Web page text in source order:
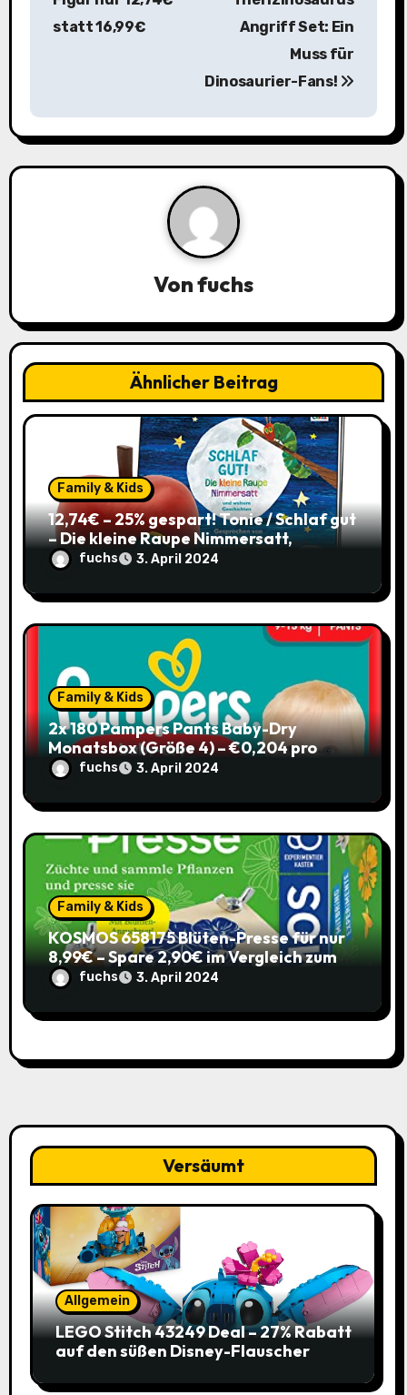
g
s
g
t
n
statt 16,99€
Angriff Set: Ein
Muss für
Dinosaurier-Fans!
Vonfuchs
Ähnlicher Beitrag
Family & Kids
12,74€ – 25% gespart! Tonie / Schlaf gut
– Die kleine Raupe Nimmersatt,
Hörbuch für Kinder ab 3 / mit Coupon
fuchs 3. April 2024
Family & Kids
2x 180 Pampers Pants Baby-Dry
Monatsbox (Größe 4) – €0,204 pro
Pants (Sparabo) – Spare €38,39
fuchs 3. April 2024
Family & Kids
KOSMOS 658175 Blüten-Presse für nur
8,99€ – Spare 2,90€ im Vergleich zum
alten Preis!
fuchs 3. April 2024
Versäumt
Allgemein
LEGO Stitch 43249 Deal – 27% Rabatt
auf den süßen Disney-Flauscher